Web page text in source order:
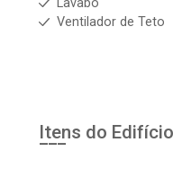
Lavabo
Ventilador de Teto
Itens do